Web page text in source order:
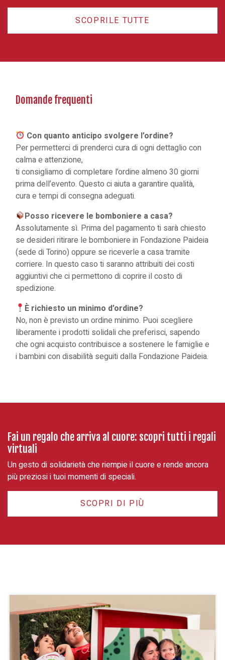
SCOPRILE TUTTE
Domande frequenti
Con quanto anticipo svolgere l’ordine?
Per permetterci di prenderci cura di ogni dettaglio con
calma e attenzione,
ti consigliamo di completare l’ordine almeno 30 giorni
prima dell’evento. Questo ci aiuta a garantire qualità,
cura e tempi di consegna adeguati.
Posso ricevere le bomboniere a casa?
Assolutamente sì. Prima del pagamento ti sarà chiesto
se desideri ritirare le bomboniere in Fondazione Paideia
(sede di Torino) oppure se riceverle a casa tramite
corriere. In questo caso ti saranno attribuiti dei costi
aggiuntivi che ci permettono di coprire il costo di
spedizione.
È richiesto un minimo d’ordine?
No, non è previsto un ordine minimo. Puoi scegliere
liberamente i prodotti solidali che preferisci, sapendo
che ogni acquisto contribuisce a sostenere le famiglie e
i bambini con disabilità seguiti dalla Fondazione Paideia.
Fai un regalo che arriva al cuore: scopri tutti i regali
virtuali
Un gesto di solidarietà che riempie il cuore e rende ancora
più preziosi i tuoi momenti di speciali.
SCOPRI DI PIÙ